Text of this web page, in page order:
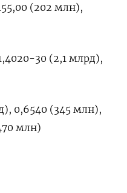
(202 млн),
30 (2,1 млрд),
0,6540 (345 млн),
млн)